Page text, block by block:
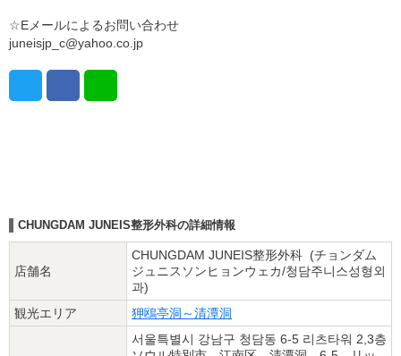
☆Eメールによるお問い合わせ
juneisjp_c@yahoo.co.jp
CHUNGDAM JUNEIS整形外科の詳細情報
店舗名
CHUNGDAM JUNEIS整形外科 (チョンダム
ジュニスソンヒョンウェカ/청담주니스성형외
과)
観光エリア
狎鴎亭洞～清潭洞
서울특별시 강남구 청담동 6-5 리츠타워 2,3층